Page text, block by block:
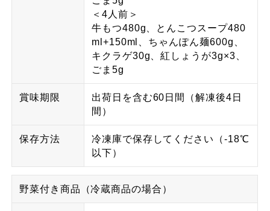
＜4人前＞
牛もつ480g、とんこつスープ480
ml+150ml、ちゃんぽん麺600g、
キクラゲ30g、紅しょうが3g×3、
ごま5g
賞味期限
出荷日を含む60日間（解凍後4日
間）
保存方法
冷凍庫で保存してください（-18℃
以下）
野菜付き商品（冷蔵商品の場合）